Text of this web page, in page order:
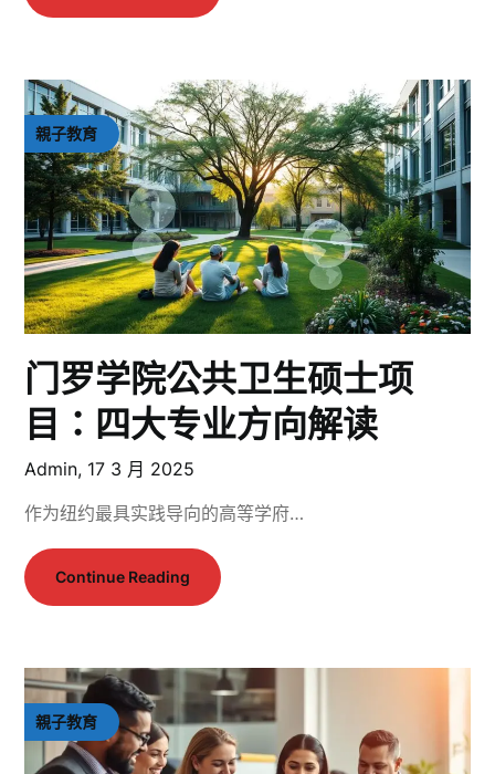
親子教育
门罗学院公共卫生硕士项
目：四大专业方向解读
Admin, 17 3 月 2025
作为纽约最具实践导向的高等学府…
Continue Reading
親子教育